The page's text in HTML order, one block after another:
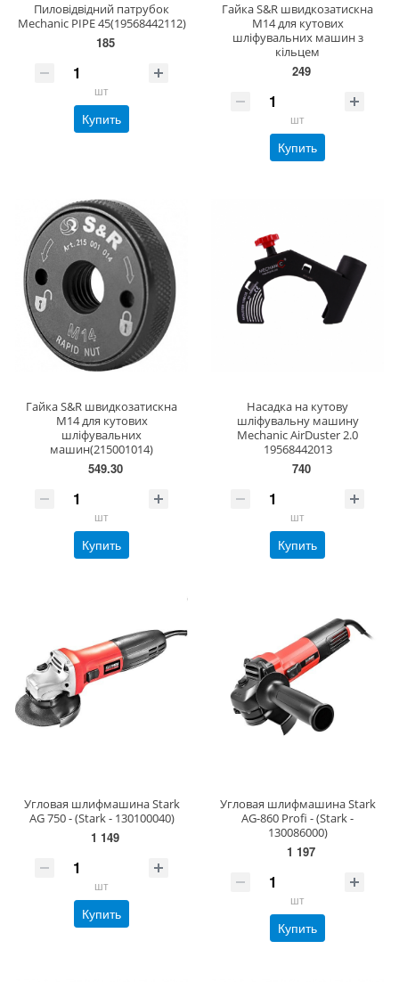
Пиловідвідний патрубок
Mechanic PIPE 45(19568442112)
185
шт
Купить
Гайка S&R швидкозатискна
М14 для кутових
шліфувальних машин з
кільцем
249
шт
Купить
Гайка S&R швидкозатискна
М14 для кутових
шліфувальних
машин(215001014)
549.30
шт
Купить
Насадка на кутову
шліфувальну машину
Mechanic AirDuster 2.0
19568442013
740
шт
Купить
Угловая шлифмашина Stark
AG 750 - (Stark - 130100040)
1 149
шт
Купить
Угловая шлифмашина Stark
AG-860 Profi - (Stark -
130086000)
1 197
шт
Купить